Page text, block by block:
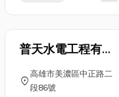
範、永續發展
的...
普天水電工程有限
公司
location_on
高雄市美濃區中正路二
段86號